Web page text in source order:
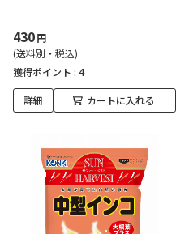
430円
(送料別・税込)
獲得ポイント : 4
詳細 カートに入れる